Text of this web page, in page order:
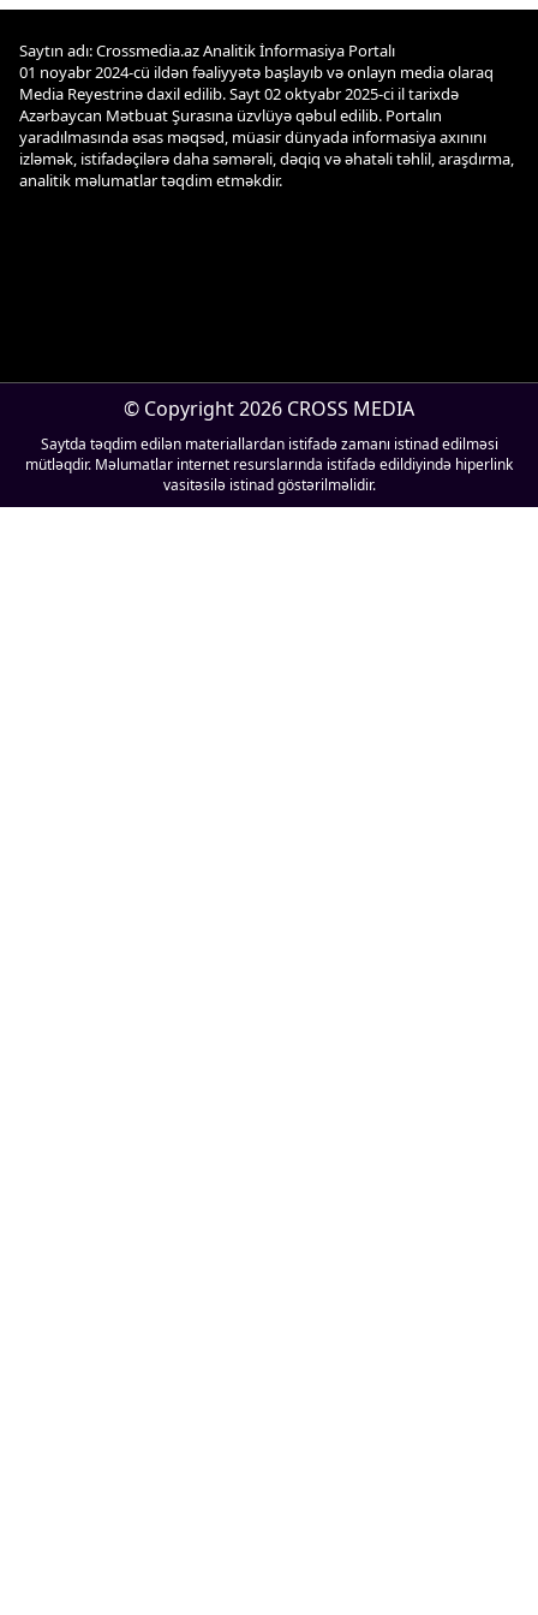
Saytın adı: Crossmedia.az Analitik İnformasiya Portalı
01 noyabr 2024-cü ildən fəaliyyətə başlayıb və onlayn media olaraq
Media Reyestrinə daxil edilib. Sayt 02 oktyabr 2025-ci il tarixdə
Azərbaycan Mətbuat Şurasına üzvlüyə qəbul edilib. Portalın
yaradılmasında əsas məqsəd, müasir dünyada informasiya axınını
izləmək, istifadəçilərə daha səmərəli, dəqiq və əhatəli təhlil, araşdırma,
analitik məlumatlar təqdim etməkdir.
© Copyright 2026 CROSS MEDIA
Saytda təqdim edilən materiallardan istifadə zamanı istinad edilməsi
mütləqdir. Məlumatlar internet resurslarında istifadə edildiyində hiperlink
vasitəsilə istinad göstərilməlidir.